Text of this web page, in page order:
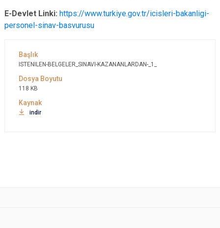
E-Devlet Linki: https://www.turkiye.gov.tr/icisleri-bakanligi-
personel-sinav-basvurusu
ISTENILEN-BELGELER_SINAVI-KAZANANLARDAN-_1_
118 KB
indir